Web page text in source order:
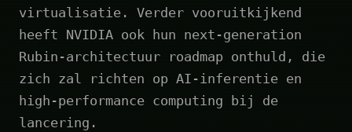
virtualisatie. Verder vooruitkijkend
heeft NVIDIA ook hun next-generation
Rubin-architectuur roadmap onthuld, die
zich zal richten op AI-inferentie en
high-performance computing bij de
lancering.